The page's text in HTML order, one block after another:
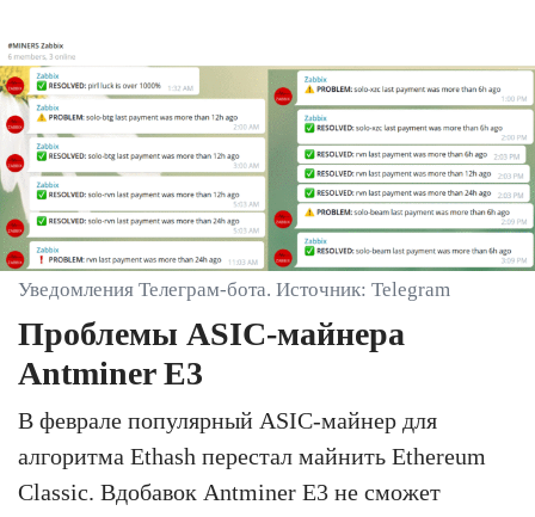
Уведомления Телеграм-бота. Источник: Telegram
Проблемы ASIC-майнера
Antminer E3
В феврале популярный ASIC-майнер для
алгоритма Ethash перестал майнить Ethereum
Classic. Вдобавок Antminer E3 не сможет